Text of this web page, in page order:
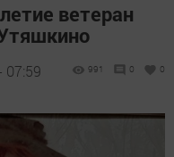
ветеран
07:59 991 0 0